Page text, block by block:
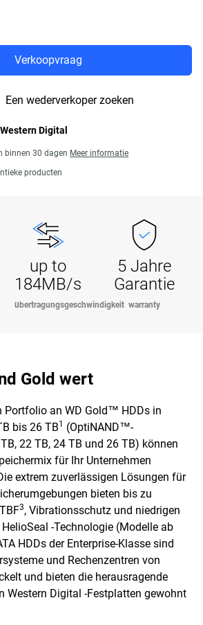
Verkoopvraag
Een wederverkoper zoeken
Digital
binnen 30 dagen Meer informatie
producten
up to
184MB/s
übertragungsgeschwindigkeit
5 Jahre
Garantie
warranty
Gold wert
Portfolio an WD Gold™ HDDs in
bis 26 TB1
(OptiNAND™-
22 TB, 24 TB und 26 TB) können
für Ihr Unternehmen
extrem zuverlässigen Lösungen für
bieten bis zu
3, Vibrationsschutz und niedrigen
-Technologie (Modelle ab
HDDs der Enterprise-Klasse sind
und Rechenzentren von
und bieten die herausragende
Western Digital -Festplatten gewohnt